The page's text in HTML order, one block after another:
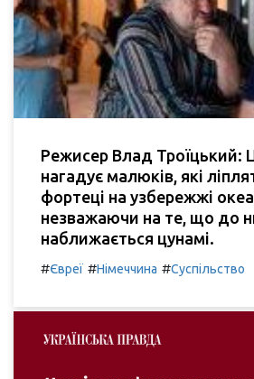
Режисер Влад Троїцький:
нагадує малюків, які
фортеці на узбережжі
незважаючи на те, що до
наближається цунамі.
#Євреї #Німеччина #Суспільство